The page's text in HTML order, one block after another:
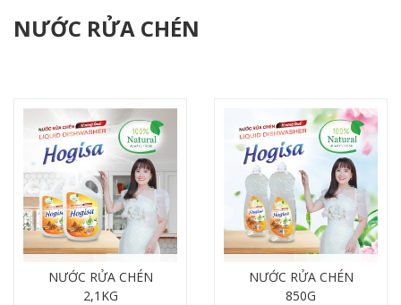
NƯỚC RỬA CHÉN
NƯỚC RỬA CHÉN
2,1KG
NƯỚC RỬA CHÉN
850G